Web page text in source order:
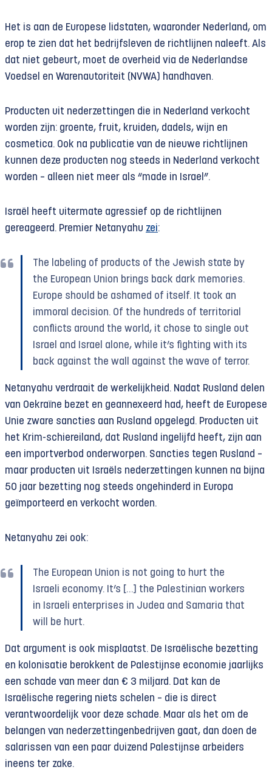
Het is aan de Europese lidstaten, waaronder Nederland, om
erop te zien dat het bedrijfsleven de richtlijnen naleeft. Als
dat niet gebeurt, moet de overheid via de Nederlandse
Voedsel en Warenautoriteit (NVWA) handhaven.
Producten uit nederzettingen die in Nederland verkocht
worden zijn: groente, fruit, kruiden, dadels, wijn en
cosmetica. Ook na publicatie van de nieuwe richtlijnen
kunnen deze producten nog steeds in Nederland verkocht
worden – alleen niet meer als “made in Israel”.
Israël heeft uitermate agressief op de richtlijnen
gereageerd. Premier Netanyahu zei:
The labeling of products of the Jewish state by
the European Union brings back dark memories.
Europe should be ashamed of itself. It took an
immoral decision. Of the hundreds of territorial
conflicts around the world, it chose to single out
Israel and Israel alone, while it’s fighting with its
back against the wall against the wave of terror.
Netanyahu verdraait de werkelijkheid. Nadat Rusland delen
van Oekraïne bezet en geannexeerd had, heeft de Europese
Unie zware sancties aan Rusland opgelegd. Producten uit
het Krim-schiereiland, dat Rusland ingelijfd heeft, zijn aan
een importverbod onderworpen. Sancties tegen Rusland –
maar producten uit Israëls nederzettingen kunnen na bijna
50 jaar bezetting nog steeds ongehinderd in Europa
geïmporteerd en verkocht worden.
Netanyahu zei ook:
The European Union is not going to hurt the
Israeli economy. It’s […] the Palestinian workers
in Israeli enterprises in Judea and Samaria that
will be hurt.
Dat argument is ook misplaatst. De Israëlische bezetting
en kolonisatie berokkent de Palestijnse economie jaarlijks
een schade van meer dan € 3 miljard. Dat kan de
Israëlische regering niets schelen – die is direct
verantwoordelijk voor deze schade. Maar als het om de
belangen van nederzettingen­bedrijven gaat, dan doen de
salarissen van een paar duizend Palestijnse arbeiders
ineens ter zake.